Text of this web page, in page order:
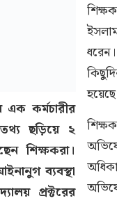
এক কর্মচারীর
ছড়িয়ে ২
শিক্ষকরা।
ব্যবস্থা
প্রক্টরের